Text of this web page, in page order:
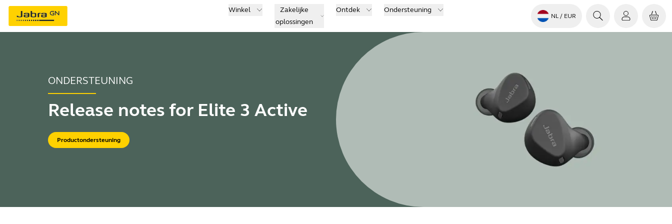
Winkel
Zakelijke
oplossingen
Ontdek Ondersteuning
NL / EUR
ONDERSTEUNING
Release notes for Elite 3 Active
Productondersteuning